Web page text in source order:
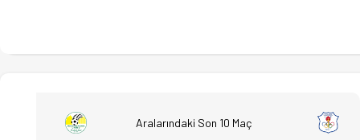
Aralarındaki Son 10 Maç